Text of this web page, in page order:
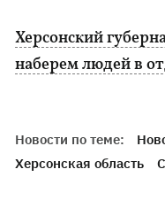
Херсонский
наберем людей в
Новости по теме:
Херсонская область